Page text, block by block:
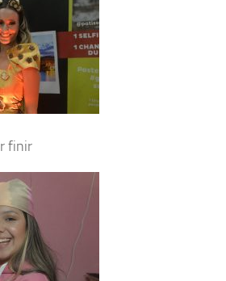
finir